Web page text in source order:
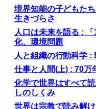
境界知能の子どもた
生きづらさ
人口は未来を語る :
化、環境問題
人と組織の行動科学
仕事と人間(上) : 70万
化学で世界はすべて
しのしくみ
世界は宗教で読み解